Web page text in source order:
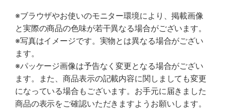
※ブラウザやお使いのモニター環境により、掲載画像
と実際の商品の色味が若干異なる場合がございます。
※写真はイメージです。実物とは異なる場合がござい
ます。
※パッケージ画像は予告なく変更となる場合がござい
ます。また、商品表示の記載内容に関しましても変更
になっている場合もございます。お手元に届きました
商品の表示をご確認いただきますようお願いします。